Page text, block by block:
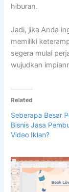
hiburan.
Jadi, jika Anda
memiliki
segera mulai
wujudkan
Related
Seberapa Besar
Bisnis Jasa
Video Iklan?